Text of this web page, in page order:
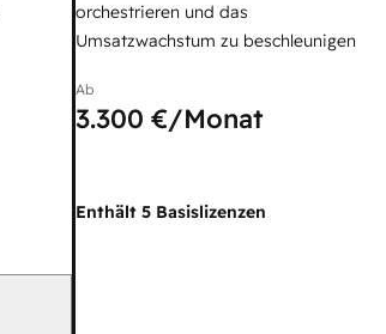
orchestrieren und das
Umsatzwachstum zu beschleunigen
Ab
3.300 €/Monat
Enthält 5 Basislizenzen